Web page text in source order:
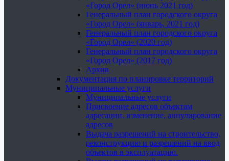
«Город Орел» (июнь 2021 год)
Генеральный план городского округа
«Город Орел» (январь, 2021 год)
Генеральный план городского округа
«Город Орел» (2020 год)
Генеральный план городского округа
«Город Орел» (2017 год)
Архив
Документация по планировке территорий
Муниципальные услуги
Муниципальные услуги
Присвоение адресов объектам
адресации, изменение, аннулирование
адресов
Выдача разрешений на строительство,
реконструкцию и разрешений на ввод
объектов в эксплуатацию.